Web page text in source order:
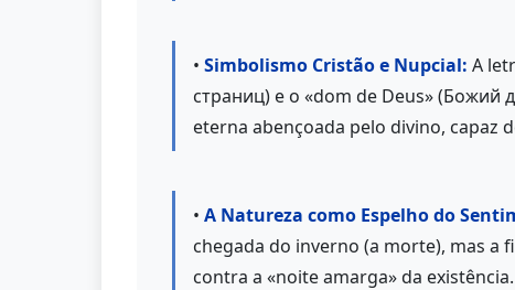
• Simbolismo Cristão e Nupcial: A
страниц) e o «dom de Deus» (Божий
eterna abençoada pelo divino, capaz
• A Natureza como Espelho do
chegada do inverno (a morte), mas a
contra a «noite amarga» da existência.